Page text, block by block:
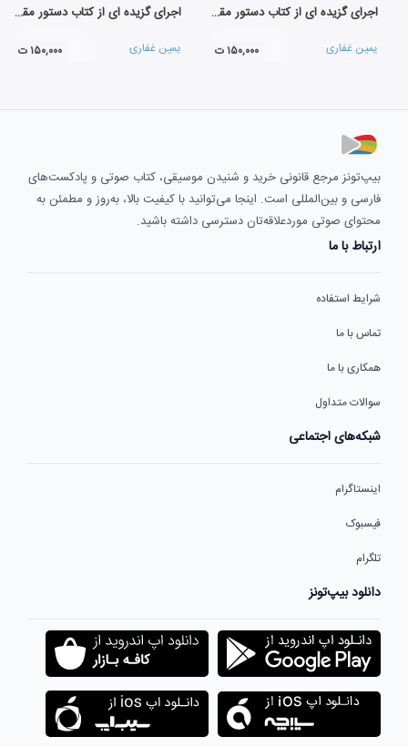
اجرای گزیده ای از کتاب دستور مقدماتی تار و سه تار سال دوم هنرستان (تار)
یمین غفاری ۱۵۰,۰۰۰ ت
اجرای گزیده ای از کتاب دستور مقدماتی تار و سه تار سال دوم هنرستان (سه تار)
یمین غفاری ۱۵۰,۰۰۰ ت
بیپ‌تونز مرجع قانونی خرید و شنیدن موسیقی، کتاب صوتی و پادکست‌های
فارسی و بین‌المللی است. اینجا می‌توانید با کیفیت بالا، به‌روز و مطمئن به
محتوای صوتی موردعلاقه‌تان دسترسی داشته باشید.
ارتباط با ما
شرایط استفاده
تماس با ما
همکاری با ما
سوالات متداول
شبکه‌های اجتماعی
اینستاگرام
فیسبوک
تلگرام
دانلود بیپ‌تونز